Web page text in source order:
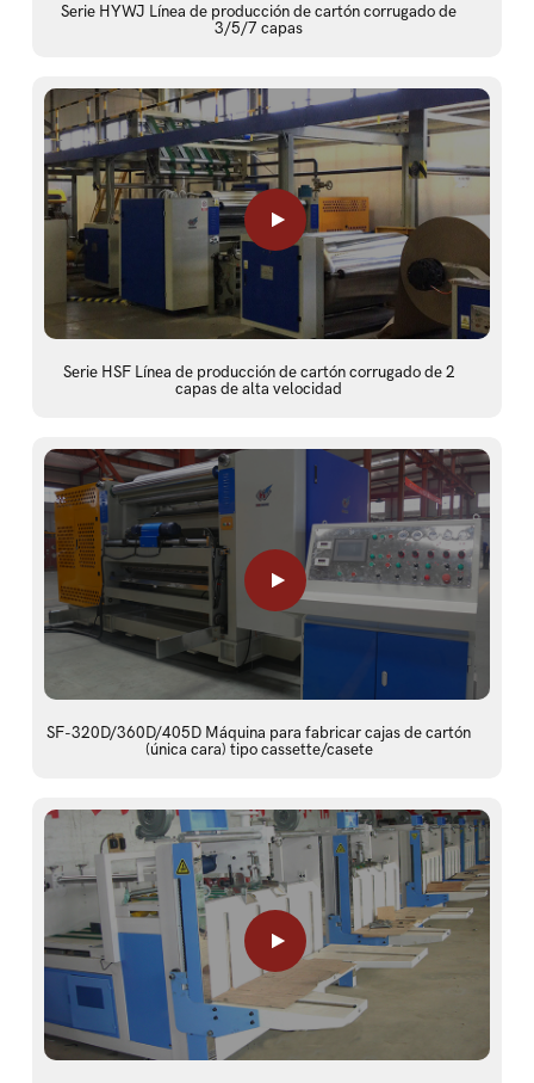
Serie HYWJ Línea de producción de cartón corrugado de
3/5/7 capas
Serie HSF Línea de producción de cartón corrugado de 2
capas de alta velocidad
SF-320D/360D/405D Máquina para fabricar cajas de cartón
(única cara) tipo cassette/casete